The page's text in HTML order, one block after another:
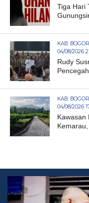
Tiga Hari
KAB. BOGOR
04/08/2026
Rudy
KAB. BOGOR
04/08/2026
Kawasan